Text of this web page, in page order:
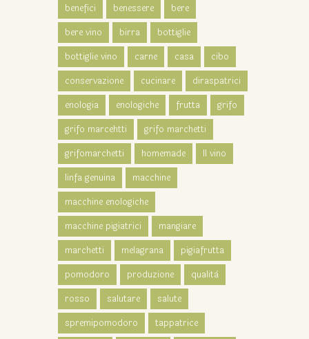
benefici
benessere
bere
bere vino
birra
bottiglie
bottiglie vino
carne casa
cibo
conservazione
cucinare
diraspatrici
enologia
enologiche frutta
grifo
grifo marcehtti
grifo marchetti
grifomarchetti
homemade
Il vino
linfa genuina
macchine
macchine enologiche
macchine pigiatrici
mangiare
marchetti
melagrana
pigiafrutta
pomodoro
produzione
qualità
rosso
salutare
salute
spremipomodoro
tappatrice